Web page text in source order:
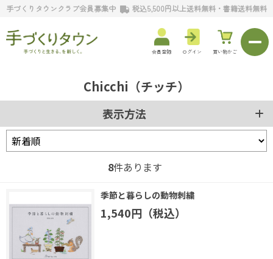
手づくりタウンクラブ会員募集中 税込5,500円以上送料無料・書籍送料無料
会員登録 ログイン 買い物かご
Chicchi（チッチ）
表示方法
8件あります
季節と暮らしの動物刺繍
1,540円（税込）